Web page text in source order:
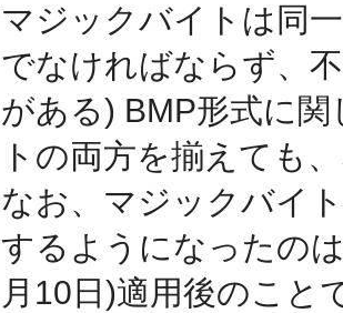
マジックバイトは同
でなければならず、
がある) BMP形式に
トの両方を揃えても
なお、マジックバイ
するようになったの
月10日)適用後のこと